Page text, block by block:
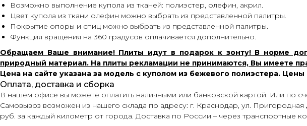
Возможно выполнение купола из тканей: полиэстер, олефин, акрил.
Цвет купола из ткани олефин можно выбрать из представленной палитры.
Покрытие опоры и спиц можно выбрать из представленной палитры.
Функция вращения на 360 градусов оплачивается дополнительно.
Обращаем Ваше внимание! Плиты идут в подарок к зонту! В норме
природный материал. На плиты рекламации не принимаются, Вы имеете
Цена на сайте указана за модель с куполом из бежевого полиэстера.
Оплата, доставка и сборка
В нашем офисе вы можете оплатить наличными или банковской картой. Или по
Самовывоз возможен из нашего склада по адресу: г. Краснодар, ул.
руб. за каждый километр от города. Доставка по России – через транспортные